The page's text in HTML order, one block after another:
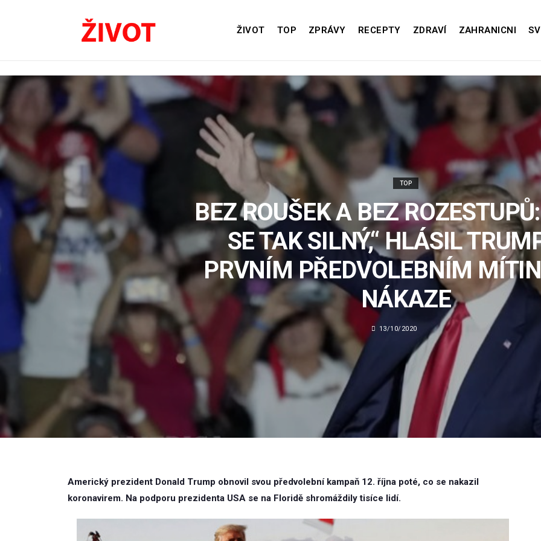
ŽIVOT TOP ZPRÁVY RECEPTY ZDRAVÍ ZAHRANICNI
TOP
BEZ ROUŠEK A BEZ
SE TAK SILNÝ,“ HLÁSIL
PRVNÍM PŘEDVOLEBNÍM
NÁKAZE
13/10/2020
Americký prezident Donald Trump obnovil svou předvolební kampaň 12. října poté, co se nakazil
koronavirem. Na podporu prezidenta USA se na Floridě shromáždily tisíce lidí.